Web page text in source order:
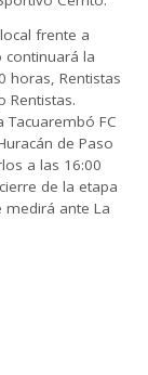
frente a
continuará la
horas, Rentistas
Rentistas.
FC
de Paso
a las 16:00
de la etapa
medirá ante La